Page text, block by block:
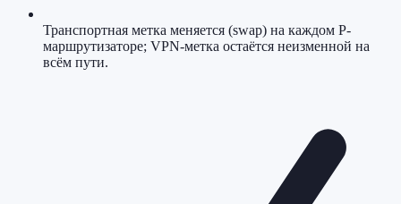
Транспортная метка меняется (swap) на каждом P-
маршрутизаторе; VPN-метка остаётся неизменной на
всём пути.